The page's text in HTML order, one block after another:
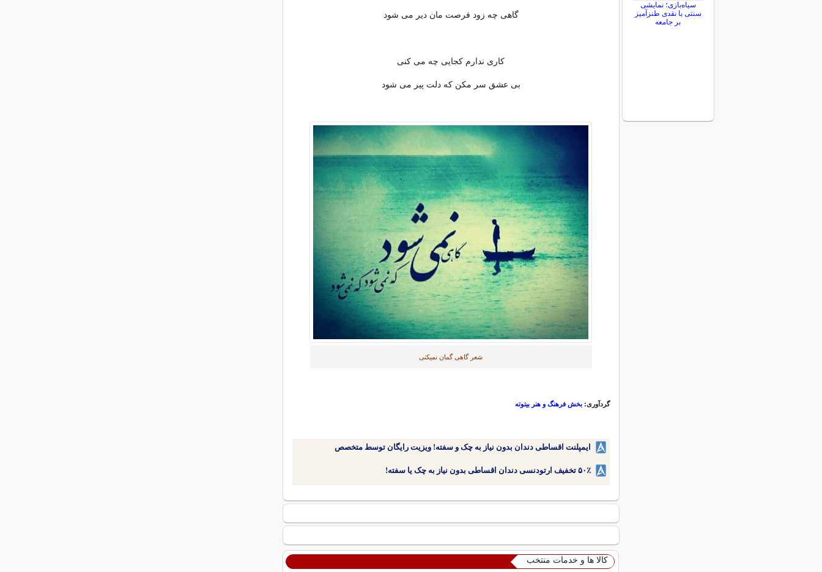
گاهی چه زود فرصت مان دیر می شود
کاری ندارم کجایی چه می کنی
بی عشق سر مکن که دلت پیر می شود
شعر گاهی گمان نمیکنی
گردآوری: بخش فرهنگ و هنر بیتوته
ایمپلنت اقساطی دندان بدون نیاز به چک و سفته! ویزیت رایگان توسط متخصص
۵۰٪ تخفیف ارتودنسی دندان اقساطی بدون نیاز به چک یا سفته!
کالا ها و خدمات منتخب
سیاه‌بازی؛ نمایشی
سنتی با نقدی طنزآمیز
بر جامعه